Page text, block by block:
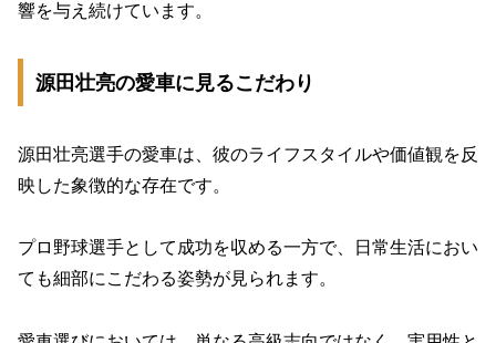
響を与え続けています。
源田壮亮の愛車に見るこだわり
源田壮亮選手の愛車は、彼のライフスタイルや価値観を反
映した象徴的な存在です。
プロ野球選手として成功を収める一方で、日常生活におい
ても細部にこだわる姿勢が見られます。